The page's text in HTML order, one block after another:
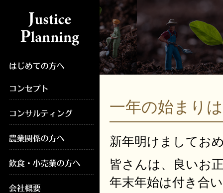
一年の始まり
新年明けましてお
皆さんは、良いお
年末年始は付き合